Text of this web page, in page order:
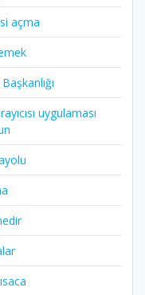
açma
uygulaması